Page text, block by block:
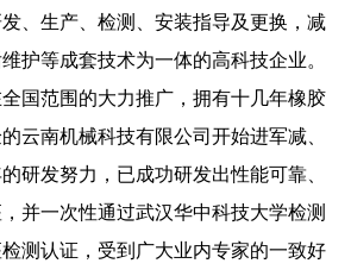
、生产、检测、安装指导及更换，减
护等成套技术为一体的高科技企业。
国范围的大力推广，拥有十几年橡胶
云南机械科技有限公司开始进军减、
研发努力，已成功研发出性能可靠、
并一次性通过武汉华中科技大学检测
测认证，受到广大业内专家的一致好